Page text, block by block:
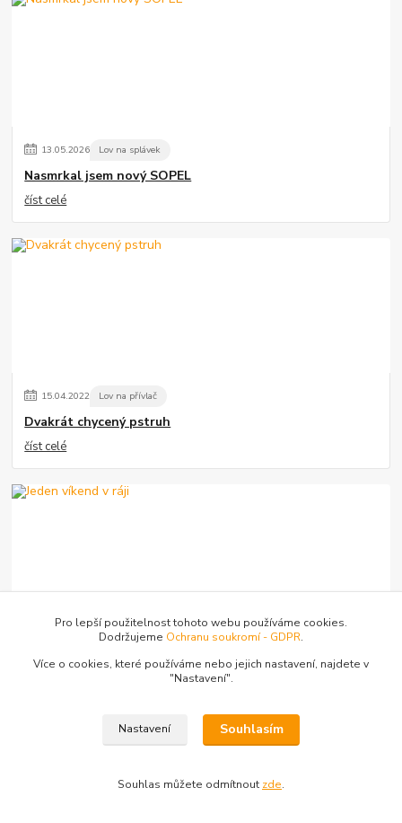
13.05.2026 Lov na splávek
Nasmrkal jsem nový SOPEL
číst celé
15.04.2022 Lov na přívlač
Dvakrát chycený pstruh
číst celé
Lov kaprů
Jeden víkend v ráji
Pro lepší použitelnost tohoto webu používáme cookies.
Dodržujeme Ochranu soukromí - GDPR.
Více o cookies, které používáme nebo jejich nastavení, najdete v
"Nastavení".
Nastavení Souhlasím
Souhlas můžete odmítnout zde.